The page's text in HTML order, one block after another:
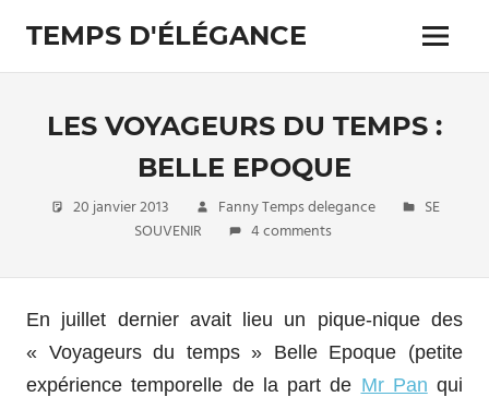
content
TEMPS D'ÉLÉGANCE
Pour
passionnés
Menu
LES VOYAGEURS DU TEMPS :
BELLE EPOQUE
20 janvier 2013 Fanny Temps delegance
SE
SOUVENIR
4 comments
En juillet dernier avait lieu un pique-nique des
« Voyageurs du temps » Belle Epoque (petite
expérience temporelle de la part de Mr Pan qui